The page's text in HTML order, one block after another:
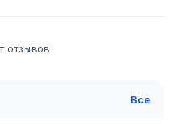
отзывов
Все